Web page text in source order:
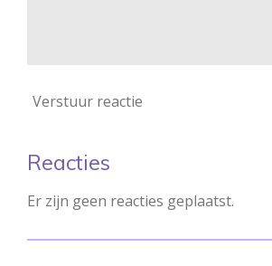
Verstuur reactie
Reacties
Er zijn geen reacties geplaatst.